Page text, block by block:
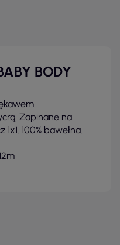
BODY
Zapinane na
100% bawełna.